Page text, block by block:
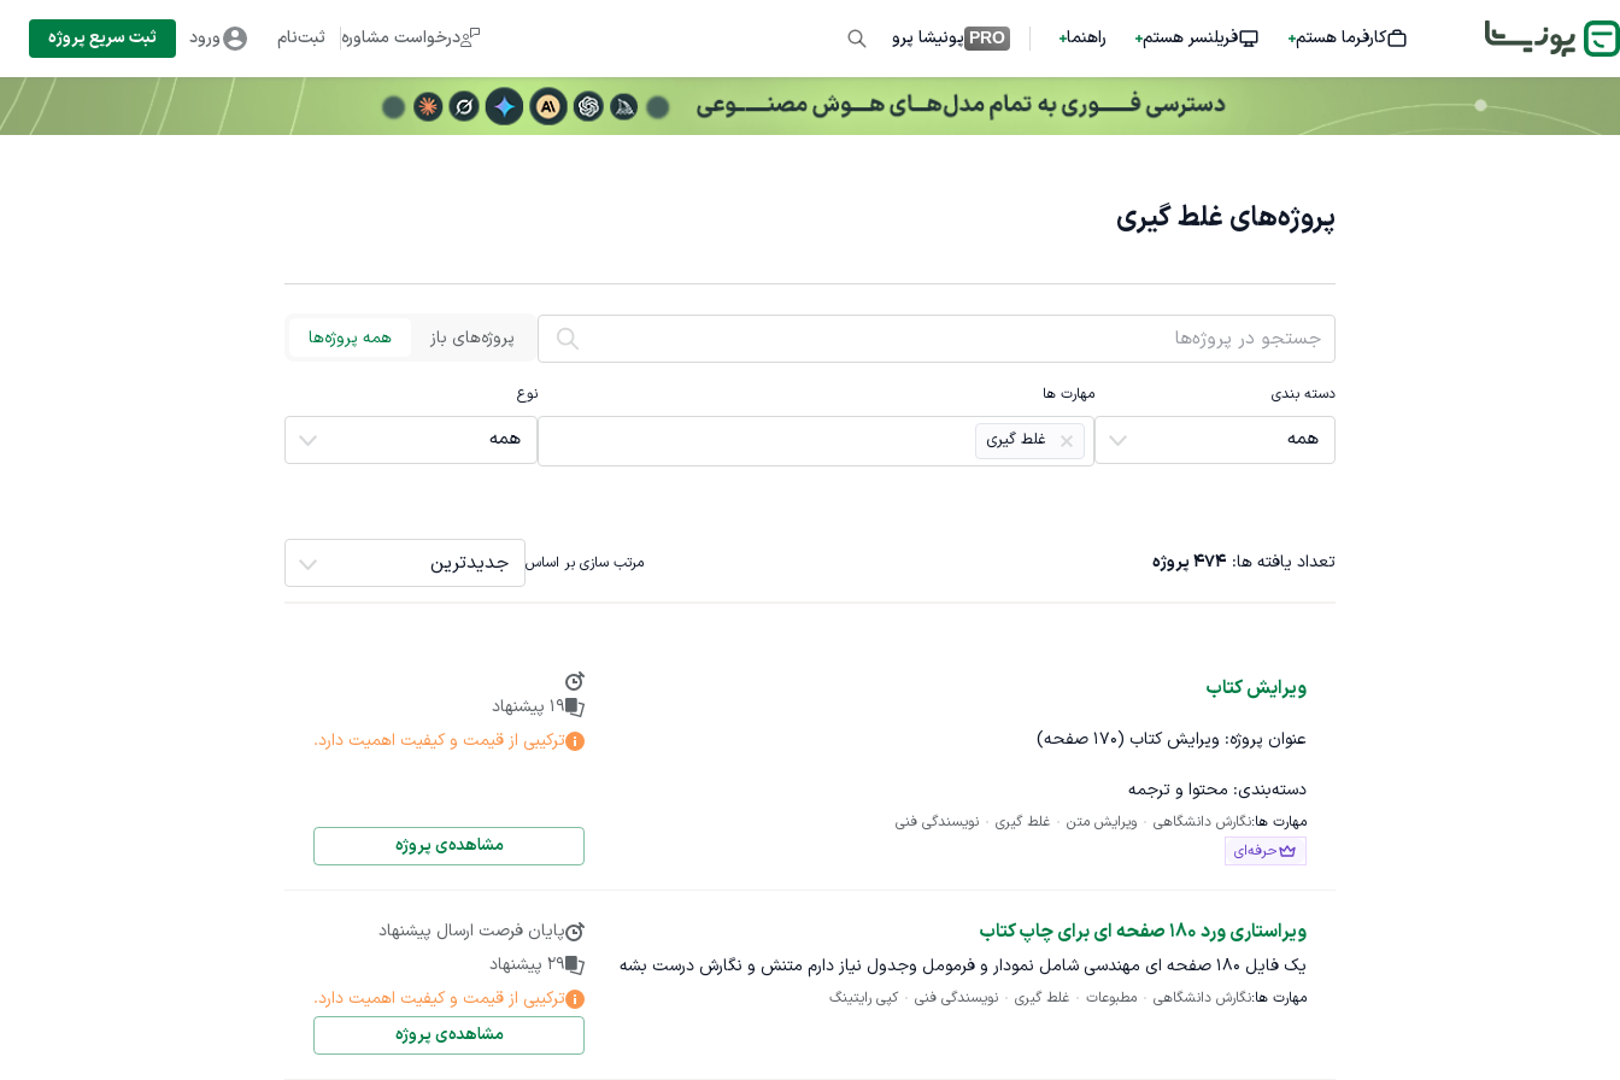
کارفرما هستم فریلنسر هستم راهنما PRO پونیشا پرو درخواست مشاوره ثبت‌نام ورود ثبت سریع پروژه
پروژه‌های غلط گیری
پروژه‌های باز همه پروژه‌ها
دسته بندی
همه
مهارت ها
غلط گیری
نوع
همه
تعداد یافته ها: 474پروژه مرتب سازی بر اساس جدیدترین
ویرایش کتاب
عنوان پروژه: ویرایش کتاب (۱۷۰ صفحه)
دسته‌بندی: محتوا و ترجمه
وظایف و مسئولیت‌ها:
بررسی نگارش و املا: اصلاح غلط‌های املایی و نگارشی
مهارت ها:نگارش دانشگاهی ویرایش متن غلط گیری
نویسندگی فنی
حرفه‌ای
19 پیشنهاد
ترکیبی از قیمت و کیفیت اهمیت دارد.
مشاهده‌ی پروژه
ویراستاری ورد ۱۸۰ صفحه ای برای چاپ کتاب
یک فایل ۱۸۰ صفحه ای مهندسی شامل نمودار و فرمومل وجدول نیاز دارم متنش و نگارش درست بشه
مهارت ها:نگارش دانشگاهی مطبوعات غلط گیری نویسندگی فنی کپی رایتینگ
پایان فرصت ارسال پیشنهاد
29 پیشنهاد
ترکیبی از قیمت و کیفیت اهمیت دارد.
مشاهده‌ی پروژه